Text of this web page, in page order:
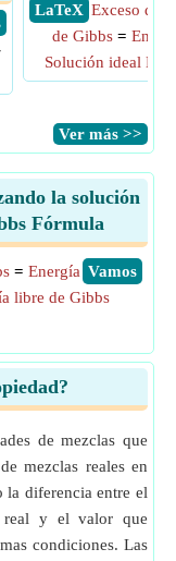
​ LaTeX Exceso de
de Gibbs =
Solución ideal
​Ver más >>
la solución
Fórmula
​Vamos
= Energía
libre de Gibbs
de mezclas que
mezclas reales en
la diferencia entre el
real y el valor que
condiciones. Las